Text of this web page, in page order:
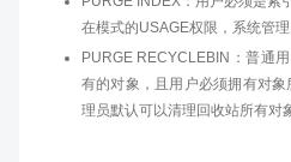
在模式的USAGE权限，系统管理
PURGE RECYCLEBIN：普通
有的对象，且用户必须拥有对
理员默认可以清理回收站所有对